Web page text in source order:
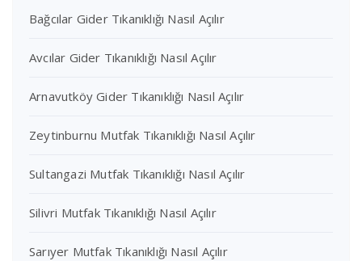
Bağcılar Gider Tıkanıklığı Nasıl Açılır
Avcılar Gider Tıkanıklığı Nasıl Açılır
Arnavutköy Gider Tıkanıklığı Nasıl Açılır
Zeytinburnu Mutfak Tıkanıklığı Nasıl Açılır
Sultangazi Mutfak Tıkanıklığı Nasıl Açılır
Silivri Mutfak Tıkanıklığı Nasıl Açılır
Sarıyer Mutfak Tıkanıklığı Nasıl Açılır